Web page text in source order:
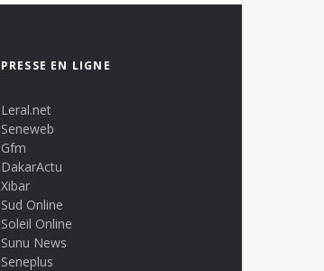
PRESSE EN LIGNE
Leral.net
Seneweb
Gfm
DakarActu
Xibar
Sud Online
Soleil Online
Sunu News
Seneplus